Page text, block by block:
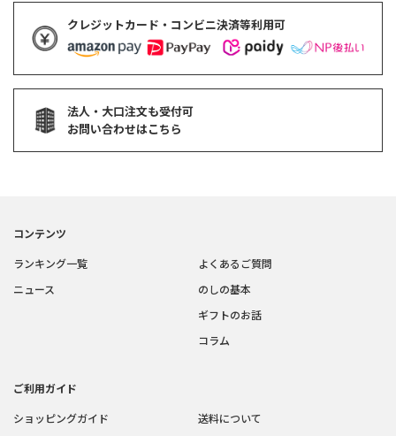
クレジットカード・コンビニ決済等利用可
法人・大口注文も受付可
お問い合わせはこちら
コンテンツ
ランキング一覧
ニュース
よくあるご質問
のしの基本
ギフトのお話
コラム
ご利用ガイド
ショッピングガイド
送料について